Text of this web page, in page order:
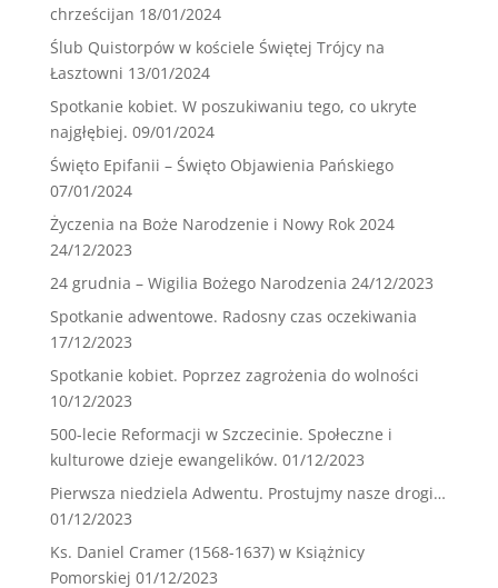
chrześcijan 18/01/2024
Ślub Quistorpów w kościele Świętej Trójcy na
Łasztowni 13/01/2024
Spotkanie kobiet. W poszukiwaniu tego, co ukryte
najgłębiej. 09/01/2024
Święto Epifanii – Święto Objawienia Pańskiego
07/01/2024
Życzenia na Boże Narodzenie i Nowy Rok 2024
24/12/2023
24 grudnia – Wigilia Bożego Narodzenia 24/12/2023
Spotkanie adwentowe. Radosny czas oczekiwania
17/12/2023
Spotkanie kobiet. Poprzez zagrożenia do wolności
10/12/2023
500-lecie Reformacji w Szczecinie. Społeczne i
kulturowe dzieje ewangelików. 01/12/2023
Pierwsza niedziela Adwentu. Prostujmy nasze drogi…
01/12/2023
Ks. Daniel Cramer (1568-1637) w Książnicy
Pomorskiej 01/12/2023